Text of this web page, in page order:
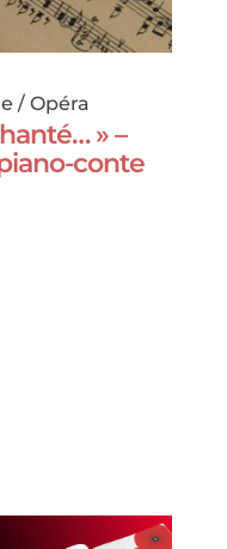
/ Opéra
» –
conte